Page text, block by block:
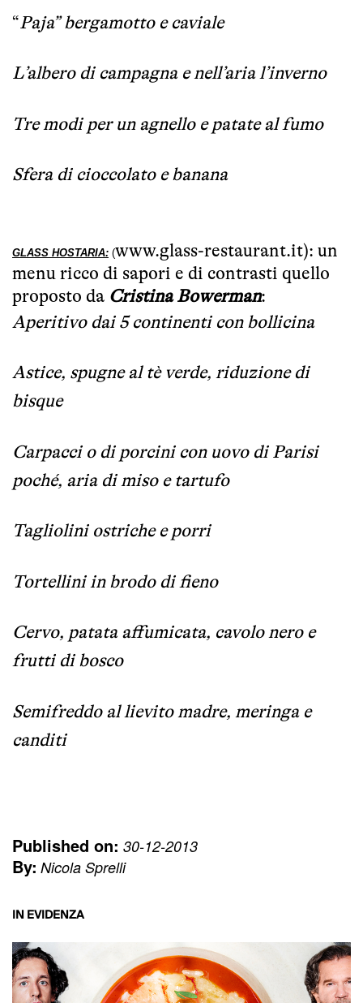
“Paja” bergamotto e caviale
L’albero di campagna e nell’aria l’inverno
Tre modi per un agnello e patate al fumo
Sfera di cioccolato e banana
GLASS HOSTARIA: (www.glass-restaurant.it): un
menu ricco di sapori e di contrasti quello
proposto da Cristina Bowerman:
Aperitivo dai 5 continenti con bollicina
Astice, spugne al tè verde, riduzione di
bisque
Carpacci o di porcini con uovo di Parisi
poché, aria di miso e tartufo
Tagliolini ostriche e porri
Tortellini in brodo di fieno
Cervo, patata affumicata, cavolo nero e
frutti di bosco
Semifreddo al lievito madre, meringa e
canditi
Published on: 30-12-2013
By: Nicola Sprelli
IN EVIDENZA